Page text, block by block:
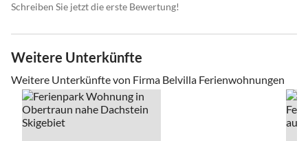
Schreiben Sie jetzt die erste Bewertung!
Weitere Unterkünfte
Weitere Unterkünfte von Firma Belvilla Ferienwohnungen